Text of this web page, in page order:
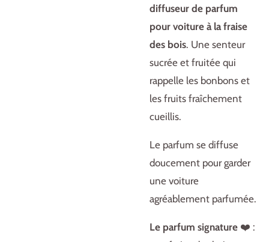
diffuseur de parfum
pour voiture à la fraise
des bois. Une senteur
sucrée et fruitée qui
rappelle les bonbons et
les fruits fraîchement
cueillis.
Le parfum se diffuse
doucement pour garder
une voiture
agréablement parfumée.
Le parfum signature ❤️ :